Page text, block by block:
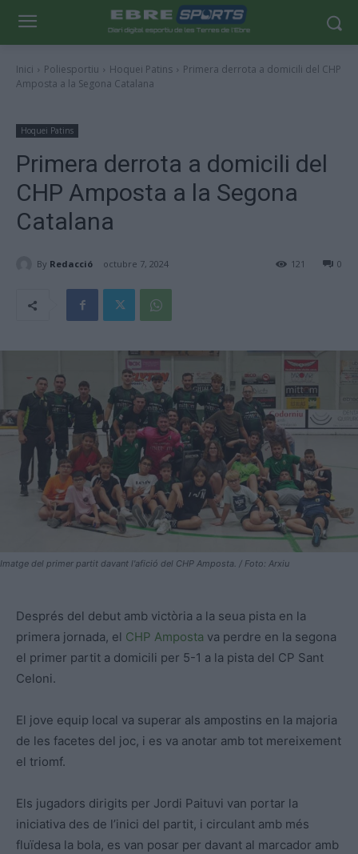
Inici Poliesportiu Hoquei Patins
Primera derrota a domicili del CHP
Amposta a la Segona Catalana
Hoquei Patins
Primera derrota a domicili del
CHP Amposta a la Segona
Catalana
By Redacció octubre 7, 2024 0
121
Imatge del primer partit davant l'afició del CHP Amposta. / Foto: Arxiu
Després del debut amb victòria a la seua pista en la
primera jornada, el CHP Amposta va perdre en la segona
el primer partit a domicili per 5-1 a la pista del CP Sant
Celoni.
El jove equip local va superar als ampostins en la majoria
de les facetes del joc, i es va anotar amb tot mereixement
el triomf.
Els jugadors dirigits per Jordi Paituvi van portar la
iniciativa des de l’inici del partit, i circulant amb més
fluïdesa la bola, es van posar per davant al marcador amb